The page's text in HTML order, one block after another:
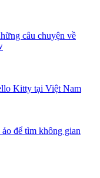
câu chuyện về
Kitty tại Việt Nam
để tìm không gian